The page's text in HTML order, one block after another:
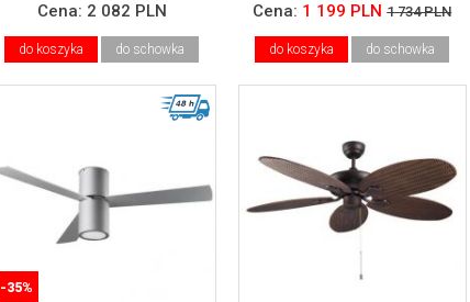
Cena: 2 082 PLN
do koszyka do schowka
Cena: 1 199 PLN 1 734 PLN
do koszyka do schowka
-35%